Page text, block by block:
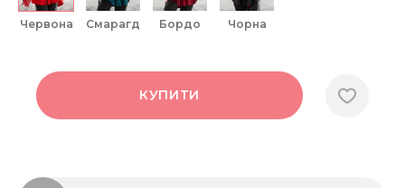
червона смарагд бордо чорна
КУПИТИ